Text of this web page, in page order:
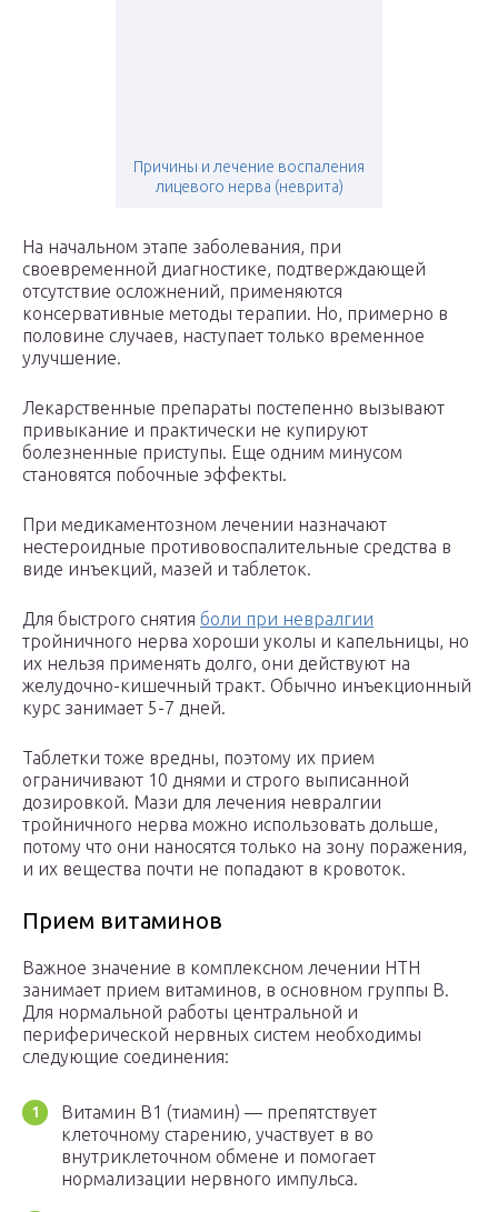
Причины и лечение воспаления
лицевого нерва (неврита)
На начальном этапе заболевания, при
своевременной диагностике, подтверждающей
отсутствие осложнений, применяются
консервативные методы терапии. Но, примерно в
половине случаев, наступает только временное
улучшение.
Лекарственные препараты постепенно вызывают
привыкание и практически не купируют
болезненные приступы. Еще одним минусом
становятся побочные эффекты.
При медикаментозном лечении назначают
нестероидные противовоспалительные средства в
виде инъекций, мазей и таблеток.
Для быстрого снятия боли при невралгии
тройничного нерва хороши уколы и капельницы, но
их нельзя применять долго, они действуют на
желудочно-кишечный тракт. Обычно инъекционный
курс занимает 5-7 дней.
Таблетки тоже вредны, поэтому их прием
ограничивают 10 днями и строго выписанной
дозировкой. Мази для лечения невралгии
тройничного нерва можно использовать дольше,
потому что они наносятся только на зону поражения,
и их вещества почти не попадают в кровоток.
Прием витаминов
Важное значение в комплексном лечении НТН
занимает прием витаминов, в основном группы В.
Для нормальной работы центральной и
периферической нервных систем необходимы
следующие соединения:
Витамин В1 (тиамин) — препятствует
клеточному старению, участвует в во
внутриклеточном обмене и помогает
нормализации нервного импульса.